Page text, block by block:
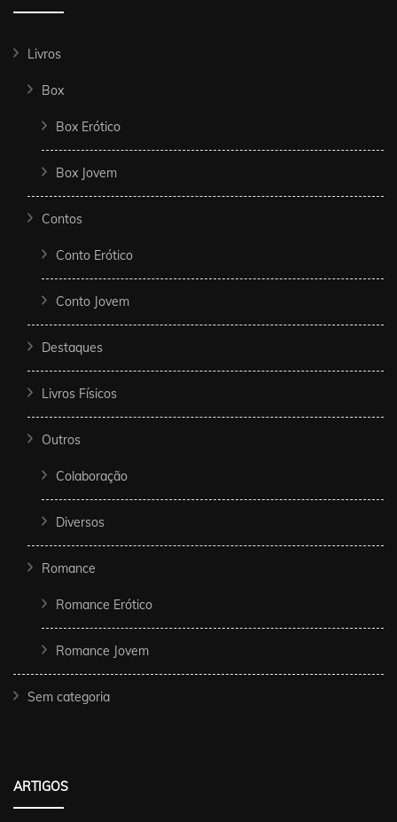
Livros
Box
Box Erótico
Box Jovem
Contos
Conto Erótico
Conto Jovem
Destaques
Livros Físicos
Outros
Colaboração
Diversos
Romance
Romance Erótico
Romance Jovem
Sem categoria
ARTIGOS